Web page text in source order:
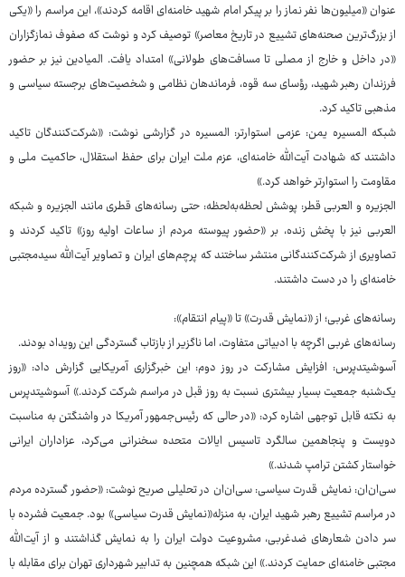
عنوان «میلیون‌ها نفر نماز را بر پیکر امام شهید خامنه‌ای اقامه کردند»، این مراسم را «یکی
از بزرگ‌ترین صحنه‌های تشییع در تاریخ معاصر» توصیف کرد و نوشت که صفوف نمازگزاران
«در داخل و خارج از مصلی تا مسافت‌های طولانی» امتداد یافت. المیادین نیز بر حضور
فرزندان رهبر شهید، رؤسای سه قوه، فرماندهان نظامی و شخصیت‌های برجسته سیاسی و
مذهبی تاکید کرد.
شبکه المسیره یمن: عزمی استوارتر: المسیره در گزارشی نوشت: «شرکت‌کنندگان تاکید
داشتند که شهادت آیت‌الله خامنه‌ای، عزم ملت ایران برای حفظ استقلال، حاکمیت ملی و
مقاومت را استوارتر خواهد کرد.»
الجزیره و العربی قطر: پوشش لحظه‌به‌لحظه: حتی رسانه‌های قطری مانند الجزیره و شبکه
العربی نیز با پخش زنده، بر «حضور پیوسته مردم از ساعات اولیه روز» تاکید کردند و
تصاویری از شرکت‌کنندگانی منتشر ساختند که پرچم‌های ایران و تصاویر آیت‌الله سیدمجتبی
خامنه‌ای را در دست داشتند.
رسانه‌های غربی؛ از «نمایش قدرت» تا «پیام انتقام»:
رسانه‌های غربی اگرچه با ادبیاتی متفاوت، اما ناگزیر از بازتاب گستردگی این رویداد بودند.
آسوشیتدپرس: افزایش مشارکت در روز دوم: این خبرگزاری آمریکایی گزارش داد: «روز
یک‌شنبه جمعیت بسیار بیشتری نسبت به روز قبل در مراسم شرکت کردند.» آسوشیتدپرس
به نکته قابل توجهی اشاره کرد: «در حالی که رئیس‌جمهور آمریکا در واشنگتن به مناسبت
دویست و پنجاهمین سالگرد تاسیس ایالات متحده سخنرانی می‌کرد، عزاداران ایرانی
خواستار کشتن ترامپ شدند.»
سی‌ان‌ان: نمایش قدرت سیاسی: سی‌ان‌ان در تحلیلی صریح نوشت: «حضور گسترده مردم
در مراسم تشییع رهبر شهید ایران، به منزله«نمایش قدرت سیاسی» بود. جمعیت فشرده با
سر دادن شعارهای ضدغربی، مشروعیت دولت ایران را به نمایش گذاشتند و از آیت‌الله
مجتبی خامنه‌ای حمایت کردند.» این شبکه همچنین به تدابیر شهرداری تهران برای مقابله با